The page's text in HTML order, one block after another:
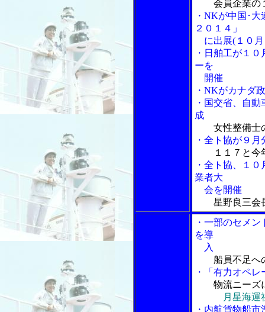
会員企業の
・NKが中国･
２０１４」
に出展(１０月
・日舶工が１
ーを
開催
・NKがカナダ
・国交省、自
成
女性整備士
・全ト協が９
１１７と今
・全ト協、１
業者大
会を開催
星野良三会
・一部のセメ
を導
入
船員不足へ
・「有力オペ
物流ニーズ
月星海
・内航貨物船